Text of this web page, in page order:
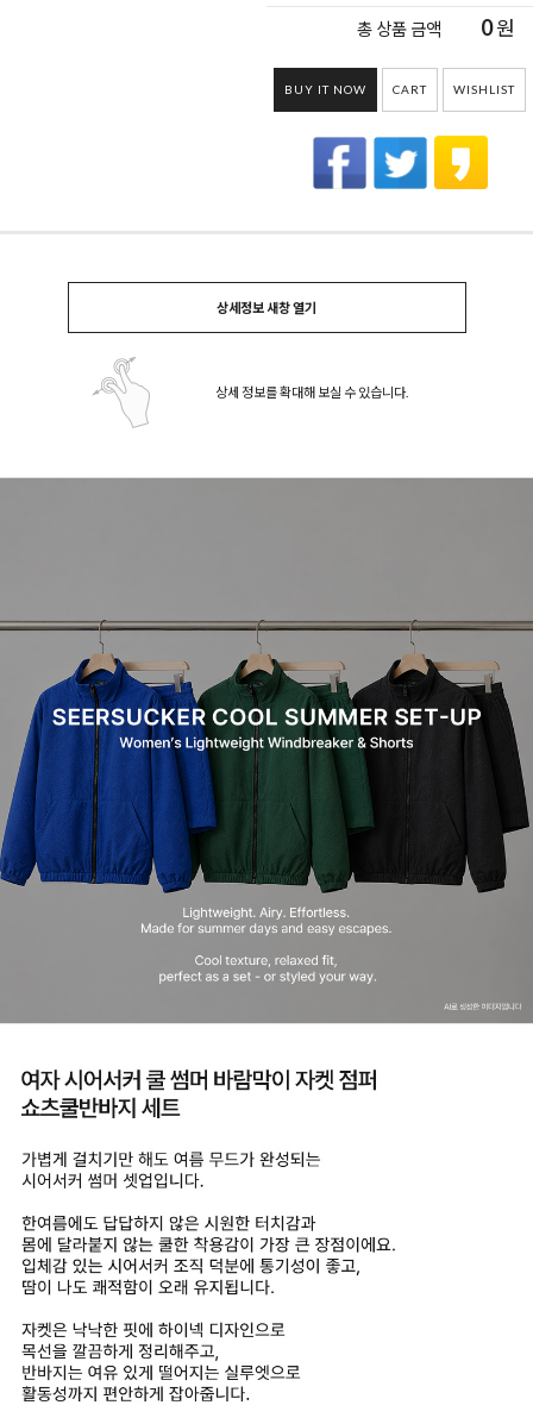
총 상품 금액 0원
BUY IT NOW CART WISHLIST
상세정보 새창 열기
상세 정보를 확대해 보실 수 있습니다.